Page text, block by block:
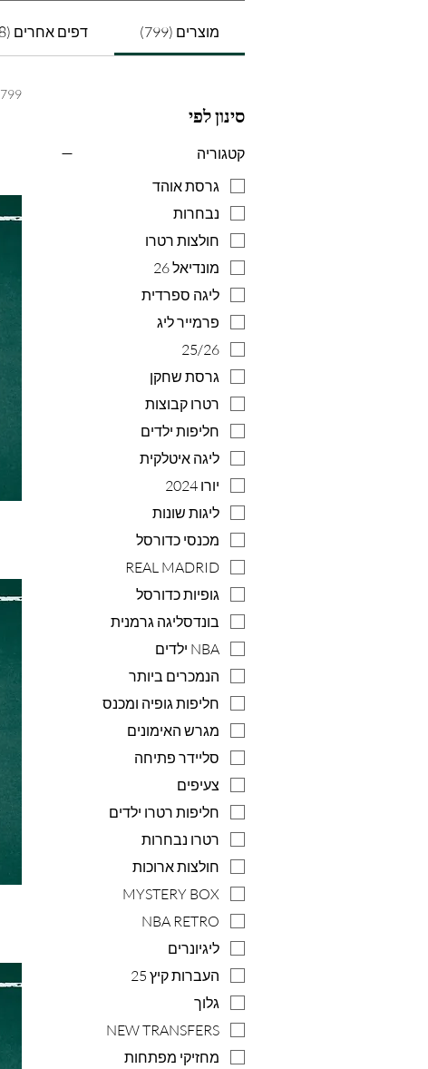
מוצרים (799) דפים אחרים (28)
סינון לפי
קטגוריה
גרסת אוהד
נבחרות
חולצות רטרו
מונדיאל 26
ליגה ספרדית
פרמייר ליג
25/26
גרסת שחקן
רטרו קבוצות
חליפות ילדים
ליגה איטלקית
יורו 2024
ליגות שונות
מכנסי כדורסל
REAL MADRID
גופיות כדורסל
בונדסליגה גרמנית
NBA ילדים
הנמכרים ביותר
חליפות גופיה ומכנס
מגרש האימונים
סליידר פתיחה
צעיפים
חליפות רטרו ילדים
רטרו נבחרות
חולצות ארוכות
MYSTERY BOX
NBA RETRO
ליגיונרים
העברות קיץ 25
גלוך
NEW TRANSFERS
מחזיקי מפתחות
799 מוצרים